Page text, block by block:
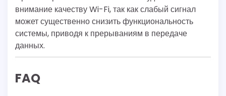
внимание качеству Wi-Fi, так как слабый сигнал
может существенно снизить функциональность
системы, приводя к прерываниям в передаче
данных.
FAQ